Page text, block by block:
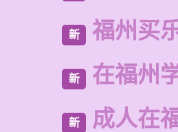
新 福州买
新 在福州
新 成人在